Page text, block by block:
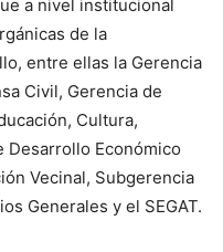
a nivel institucional
de la
entre ellas la Gerencia
Civil, Gerencia de
Cultura,
Desarrollo Económico
Vecinal, Subgerencia
Generales y el SEGAT.